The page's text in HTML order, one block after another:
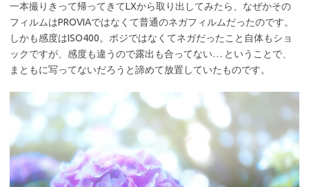
一本撮りきって帰ってきてLXから取り出してみたら、なぜかその
フィルムはPROVIAではなくて普通のネガフィルムだったのです。
しかも感度はISO400。ポジではなくてネガだったこと自体もショ
ックですが、感度も違うので露出も合ってない… ということで、
まともに写ってないだろうと諦めて放置していたものです。